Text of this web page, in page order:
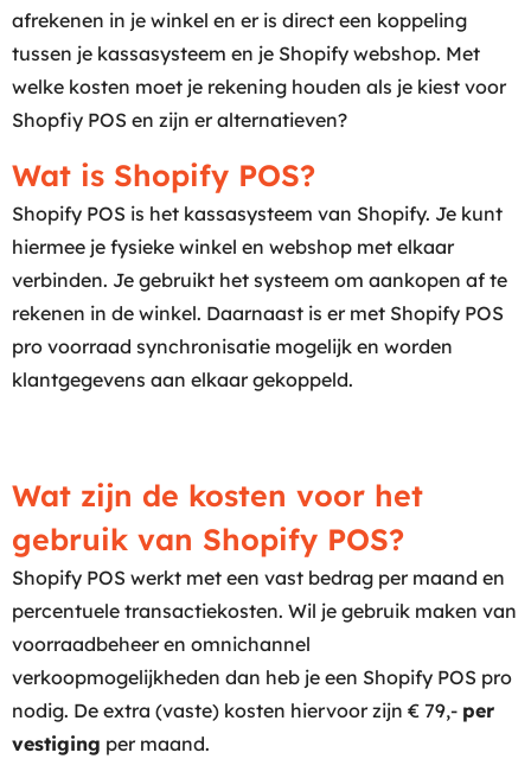
afrekenen in je winkel en er is direct een koppeling
tussen je kassasysteem en je Shopify webshop. Met
welke kosten moet je rekening houden als je kiest voor
Shopfiy POS en zijn er alternatieven?
Wat is Shopify POS?
Shopify POS is het kassasysteem van Shopify. Je kunt
hiermee je fysieke winkel en webshop met elkaar
verbinden. Je gebruikt het systeem om aankopen af te
rekenen in de winkel. Daarnaast is er met Shopify POS
pro voorraad synchronisatie mogelijk en worden
klantgegevens aan elkaar gekoppeld.
Wat zijn de kosten voor het
gebruik van Shopify POS?
Shopify POS werkt met een vast bedrag per maand en
percentuele transactiekosten. Wil je gebruik maken van
voorraadbeheer en omnichannel
verkoopmogelijkheden dan heb je een Shopify POS pro
nodig. De extra (vaste) kosten hiervoor zijn € 79,- per
vestiging per maand.